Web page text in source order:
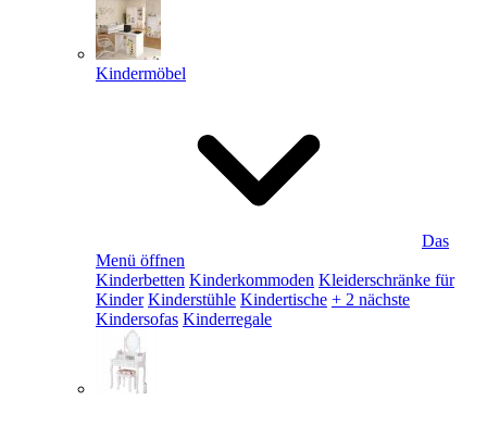
Kindermöbel
Das
Menü öffnen
Kinderbetten Kinderkommoden Kleiderschränke für
Kinder Kinderstühle Kindertische + 2 nächste
Kindersofas Kinderregale